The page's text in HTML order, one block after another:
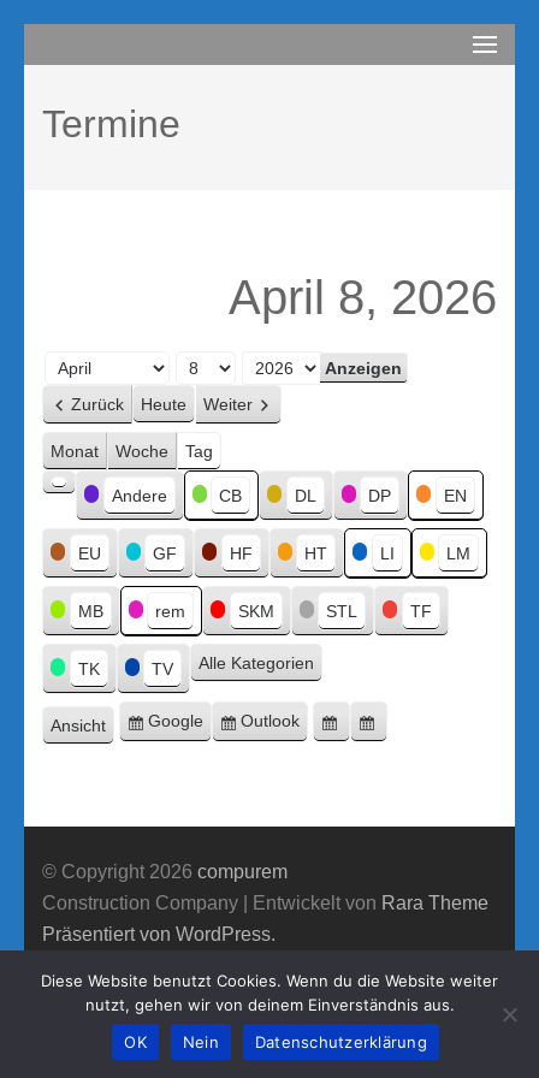
Inhalt
(Enter
drücken)
compurem
Termine
April 8, 2026
Monat
Tag
Jahr
Zurück Heute Weiter
Monat Woche Tag
Kategorien
Kategorie
ohne
Titel
Andere CB DL DP EN
EU GF HF HT LI LM
MB rem SKM STL TF
TK TV Alle Kategorien
Ansicht ausdrucken
Eintragen
Google
Eintragen
Outlook
Google-
© Copyright 2026 compurem
Construction Company | Entwickelt von Rara Theme
Präsentiert von WordPress.
Diese Website benutzt Cookies. Wenn du die Website weiter
nutzt, gehen wir von deinem Einverständnis aus.
OK
Nein Datenschutzerklärung